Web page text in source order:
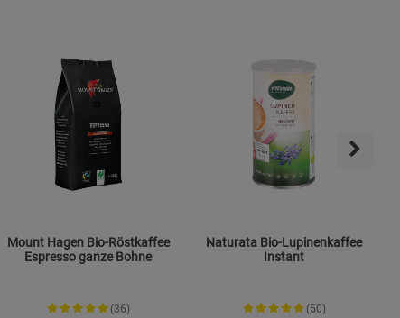
Mount Hagen Bio-Röstkaffee
Espresso ganze Bohne
(36)
Naturata Bio-Lupinenkaffee
Instant
(50)